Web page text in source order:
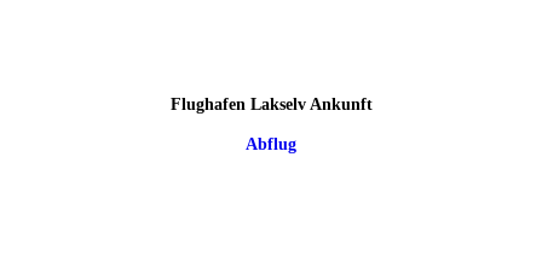
Flughafen Lakselv Ankunft
Abflug